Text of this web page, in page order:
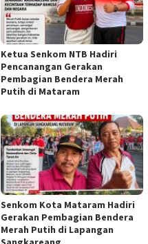
Ketua Senkom NTB Hadiri
Pencanangan Gerakan
Pembagian Bendera Merah
Putih di Mataram
Senkom Kota Mataram Hadiri
Gerakan Pembagian Bendera
Merah Putih di Lapangan